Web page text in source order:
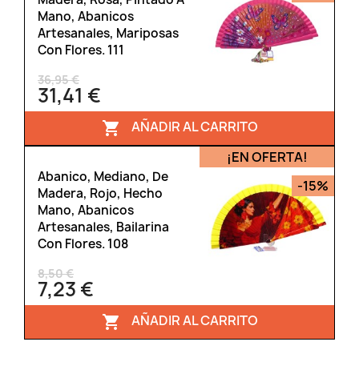
Mano, Abanicos
Artesanales, Mariposas
Con Flores. 111
36,95 €
31,41 €
 AÑADIR AL CARRITO
Abanico, Mediano, De
Madera, Rojo, Hecho
Mano, Abanicos
Artesanales, Bailarina
Con Flores. 108
8,50 €
7,23 €
¡EN OFERTA!
-15%
 AÑADIR AL CARRITO